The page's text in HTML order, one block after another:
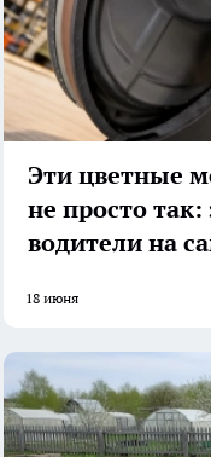
Эти цветные
не просто
водители на
18 июня